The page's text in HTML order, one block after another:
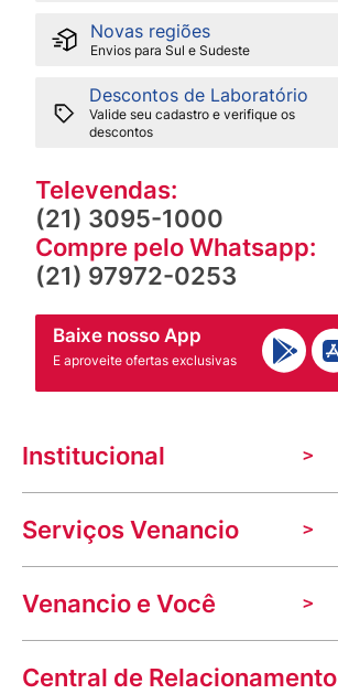
Novas regiões
Envios para Sul e Sudeste
Descontos de Laboratório
Valide seu cadastro e verifique os
descontos
Televendas:
(21) 3095-1000
Compre pelo Whatsapp:
(21) 97972-0253
Baixe nosso App
E aproveite ofertas exclusivas
Institucional
A Venancio
Trabalhe Conosco
Nossas lojas
Indique seu imóvel
Assessoria de Imprensa
Serviços Venancio
Troca e devolução
Mecânica de promoções
Dúvidas frequentes
Prazos e entregas
Venancio e Você
VClube - Programa de fidelidade
Fale com o farmacêutico
Central de Relacionamento